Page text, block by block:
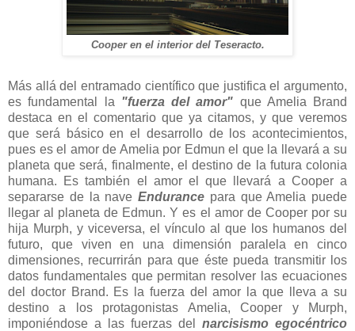
Cooper en el interior del Teseracto.
Más allá del entramado científico que justifica el argumento,
es fundamental la "fuerza del amor" que Amelia Brand
destaca en el comentario que ya citamos, y que veremos
que será básico en el desarrollo de los acontecimientos,
pues es el amor de Amelia por Edmun el que la llevará a su
planeta que será, finalmente, el destino de la futura colonia
humana. Es también el amor el que llevará a Cooper a
separarse de la nave Endurance para que Amelia puede
llegar al planeta de Edmun. Y es el amor de Cooper por su
hija Murph, y viceversa, el vínculo al que los humanos del
futuro, que viven en una dimensión paralela en cinco
dimensiones, recurrirán para que éste pueda transmitir los
datos fundamentales que permitan resolver las ecuaciones
del doctor Brand. Es la fuerza del amor la que lleva a su
destino a los protagonistas Amelia, Cooper y Murph,
imponiéndose a las fuerzas del narcisismo egocéntrico